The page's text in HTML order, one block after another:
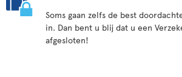
Soms gaan zelfs de best
in. Dan bent u blij dat u een
afgesloten!